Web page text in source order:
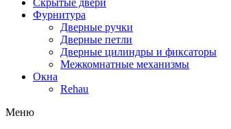
Скрытые двери
Фурнитура
Дверные ручки
Дверные петли
Дверные цилиндры и фиксаторы
Межкомнатные механизмы
Окна
Rehau
Меню